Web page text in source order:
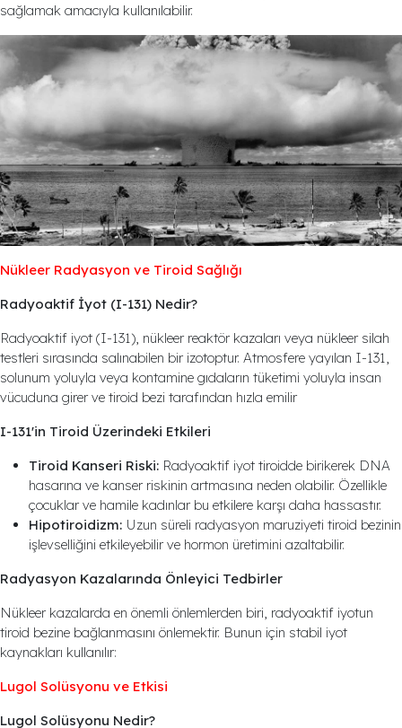
sağlamak amacıyla kullanılabilir.
Nükleer Radyasyon ve Tiroid Sağlığı
Radyoaktif İyot (I-131) Nedir?
Radyoaktif iyot (I-131), nükleer reaktör kazaları veya nükleer silah
testleri sırasında salınabilen bir izotoptur. Atmosfere yayılan I-131,
solunum yoluyla veya kontamine gıdaların tüketimi yoluyla insan
vücuduna girer ve tiroid bezi tarafından hızla emilir​
I-131'in Tiroid Üzerindeki Etkileri
Tiroid Kanseri Riski: Radyoaktif iyot tiroidde birikerek DNA
hasarına ve kanser riskinin artmasına neden olabilir. Özellikle
çocuklar ve hamile kadınlar bu etkilere karşı daha hassastır.
Hipotiroidizm: Uzun süreli radyasyon maruziyeti tiroid bezinin
işlevselliğini etkileyebilir ve hormon üretimini azaltabilir.
Radyasyon Kazalarında Önleyici Tedbirler
Nükleer kazalarda en önemli önlemlerden biri, radyoaktif iyotun
tiroid bezine bağlanmasını önlemektir. Bunun için stabil iyot
kaynakları kullanılır:
Lugol Solüsyonu ve Etkisi
Lugol Solüsyonu Nedir?